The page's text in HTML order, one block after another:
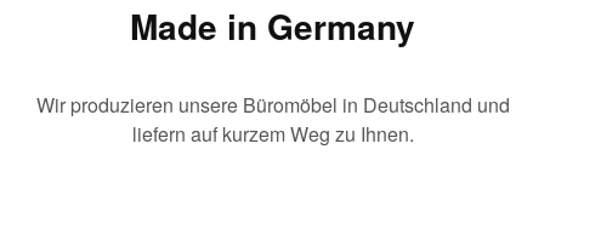
Made in Germany
Wir produzieren unsere Büromöbel in Deutschland und
liefern auf kurzem Weg zu Ihnen.